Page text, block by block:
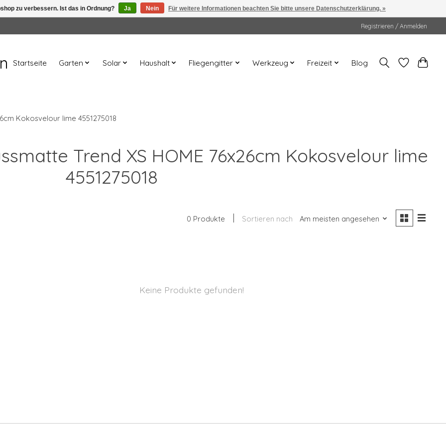
Registrieren / Anmelden
Startseite Garten Solar Haushalt Fliegengitter Werkzeug Freizeit Blog
Kokosvelour lime 4551275018
Trend XS HOME 76x26cm Kokosvelour lime
4551275018
0 Produkte Sortieren nach Am meisten angesehen
Keine Produkte gefunden!
zu verbessern. Ist das in Ordnung? Ja Nein Für weitere Informationen beachten Sie bitte unsere Datenschutzerklärung. »